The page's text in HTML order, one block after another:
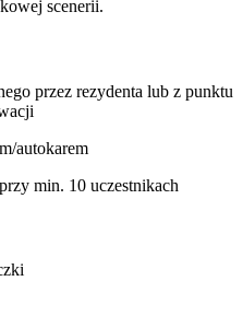
scenerii.
przez rezydenta lub z punktu
autokarem
min. 10 uczestnikach